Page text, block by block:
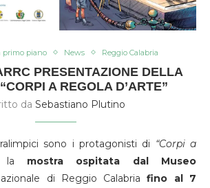
primo piano News Reggio Calabria
PRESENTAZIONE DELLA
A REGOLA D’ARTE”
da Sebastiano Plutino
sono i protagonisti di “Corpi a
la mostra ospitata dal Museo
di Reggio Calabria fino al 7